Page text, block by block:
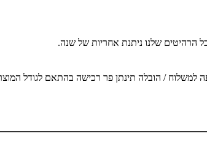
הרהיטים שלנו ניתנת אחריות של שנה.
/ הובלה תינתן פר רכישה בהתאם לגודל